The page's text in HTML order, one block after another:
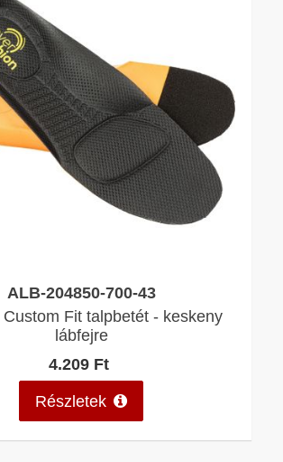
ALB-204850-700-43
Fit talpbetét - keskeny
lábfejre
4.209 Ft
Részletek